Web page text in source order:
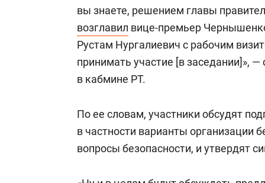
вы знаете, решением главы
возглавил вице-премьер
Рустам Нургалиевич с рабочим
принимать участие [в заседании]»,
в кабмине РТ.
По ее словам, участники обсудят
в частности варианты организации
вопросы безопасности, и утвердят